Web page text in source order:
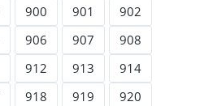
900 901
902
906 907
908
912 913
914
918 919
920